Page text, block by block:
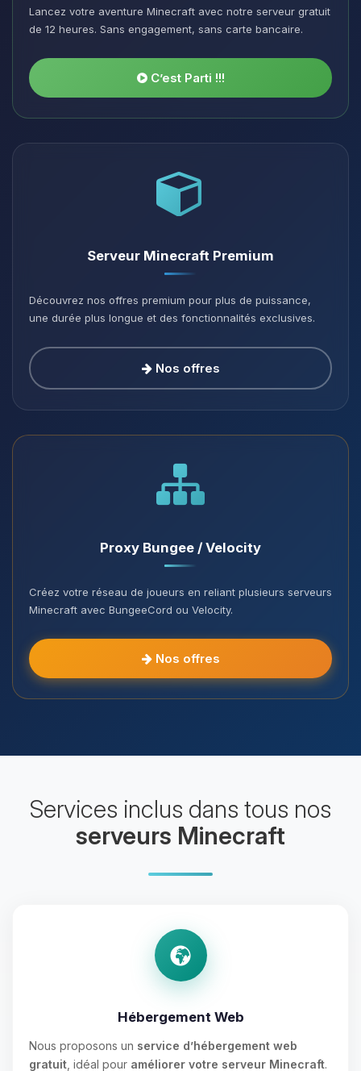
Lancez votre aventure Minecraft avec notre serveur gratuit
de 12 heures. Sans engagement, sans carte bancaire.
C’est Parti !!!
Serveur Minecraft Premium
Découvrez nos offres premium pour plus de puissance,
une durée plus longue et des fonctionnalités exclusives.
Nos offres
Proxy Bungee / Velocity
Créez votre réseau de joueurs en reliant plusieurs serveurs
Minecraft avec BungeeCord ou Velocity.
Nos offres
Services inclus dans tous nos
serveurs Minecraft
Hébergement Web
Nous proposons un service d’hébergement web
gratuit , idéal pour améliorer votre serveur Minecraft.